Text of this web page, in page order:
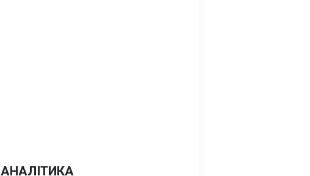
АНАЛІТИКА